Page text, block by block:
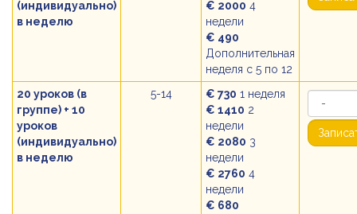
(индивидуально)
в неделю
€ 2000 4
недели
€ 490
Дополнительная
неделя с 5 по 12
20 уроков (в
группе) + 10
уроков
(индивидуально)
в неделю
5-14 € 730 1 неделя
€ 1410 2
недели
€ 2080 3
недели
€ 2760 4
недели
€ 680